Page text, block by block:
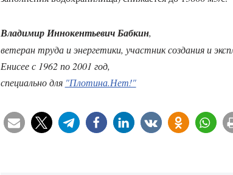
Владимир Иннокентьевич Бабкин,
ветеран труда и энергетики, участник создания и
Енисее с 1962 по 2001 год,
специально для "Плотина.Нет!"